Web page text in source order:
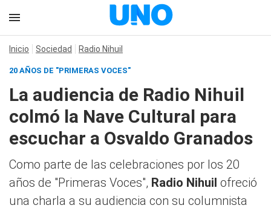
Inicio Sociedad Radio Nihuil
20 AÑOS DE "PRIMERAS VOCES"
La audiencia de Radio Nihuil
colmó la Nave Cultural para
escuchar a Osvaldo Granados
Como parte de las celebraciones por los 20
años de "Primeras Voces", Radio Nihuil ofreció
una charla a su audiencia con su columnista